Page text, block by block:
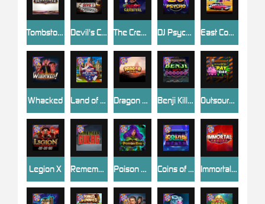
Outsourced: Payday
Land of the Free Benji Killed in Vegas
Poison Eve
Devil's Crossroad
Dragon Tribe
Immortal Fruits
Coins of Fortune
Legion X
DJ Psycho
Tombstone East Coast Vs West Coast
The Creepy Carnival
Whacked
Remember Gulag